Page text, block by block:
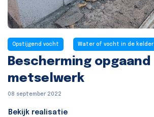
Opstijgend vocht Water of vocht in de kelder
Bescherming opgaand
metselwerk
08 september 2022
Bekijk realisatie